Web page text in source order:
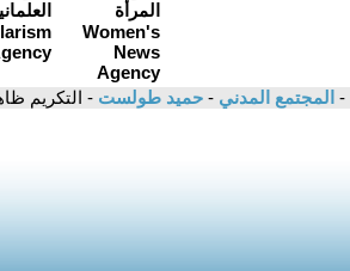
- المجتمع المدني - حميد طولست - التكريم